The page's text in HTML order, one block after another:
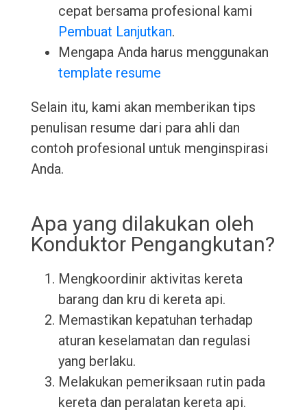
cepat bersama profesional kami
Pembuat Lanjutkan.
Mengapa Anda harus menggunakan
template resume
Selain itu, kami akan memberikan tips
penulisan resume dari para ahli dan
contoh profesional untuk menginspirasi
Anda.
Apa yang dilakukan oleh
Konduktor Pengangkutan?
Mengkoordinir aktivitas kereta
barang dan kru di kereta api.
Memastikan kepatuhan terhadap
aturan keselamatan dan regulasi
yang berlaku.
Melakukan pemeriksaan rutin pada
kereta dan peralatan kereta api.